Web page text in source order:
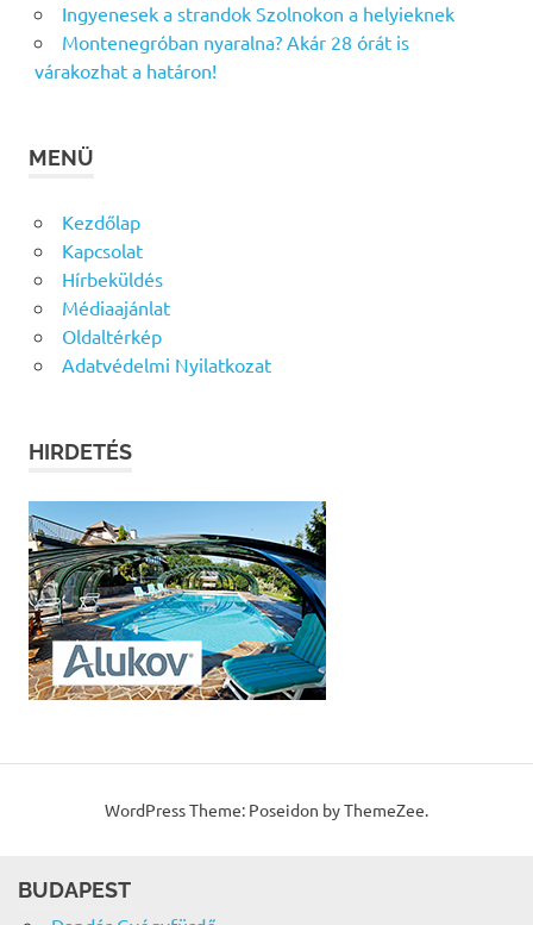
Ingyenesek a strandok Szolnokon a helyieknek
Montenegróban nyaralna? Akár 28 órát is
várakozhat a határon!
MENÜ
Kezdőlap
Kapcsolat
Hírbeküldés
Médiaajánlat
Oldaltérkép
Adatvédelmi Nyilatkozat
HIRDETÉS
WordPress Theme: Poseidon by ThemeZee.
BUDAPEST